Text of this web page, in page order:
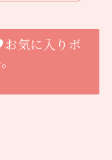
お気に入りボ